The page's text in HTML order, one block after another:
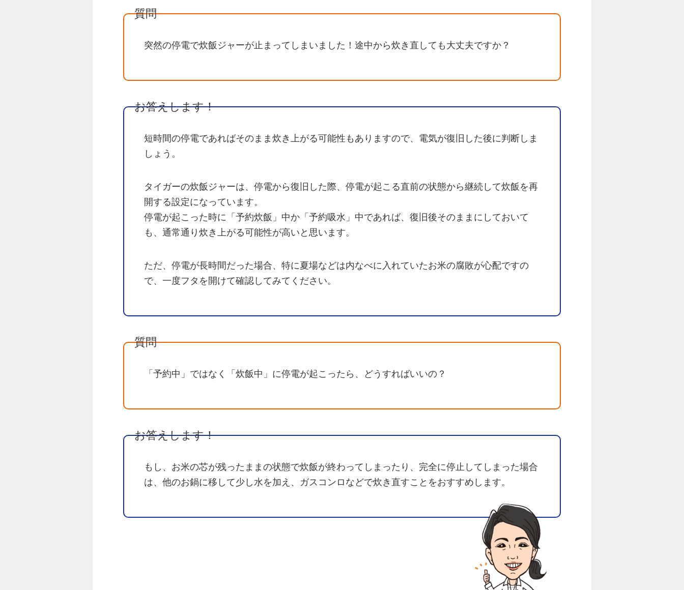
質問
突然の停電で炊飯ジャーが止まってしまいました！途中から炊き直しても大丈夫ですか？
お答えします！
短時間の停電であればそのまま炊き上がる可能性もありますので、電気が復旧した後に判断しま
しょう。
タイガーの炊飯ジャーは、停電から復旧した際、停電が起こる直前の状態から継続して炊飯を再
開する設定になっています。
停電が起こった時に「予約炊飯」中か「予約吸水」中であれば、復旧後そのままにしておいて
も、通常通り炊き上がる可能性が高いと思います。
ただ、停電が長時間だった場合、特に夏場などは内なべに入れていたお米の腐敗が心配ですの
で、一度フタを開けて確認してみてください。
質問
「予約中」ではなく「炊飯中」に停電が起こったら、どうすればいいの？
お答えします！
もし、お米の芯が残ったままの状態で炊飯が終わってしまったり、完全に停止してしまった場合
は、他のお鍋に移して少し水を加え、ガスコンロなどで炊き直すことをおすすめします。